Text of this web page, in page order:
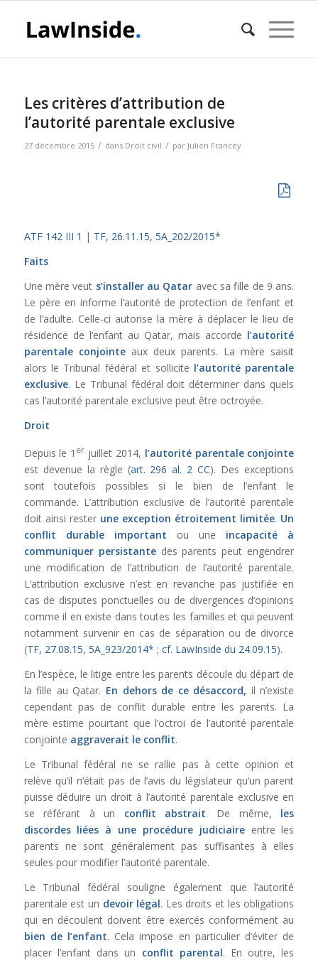
Les critères d’attribution de
l’autorité parentale exclusive
27 décembre 2015 / dans Droit civil / par Julien Francey
ATF 142 III 1 | TF, 26.11.15, 5A_202/2015*
Faits
Une mère veut s’installer au Qatar avec sa fille de 9 ans.
Le père en informe l’autorité de protection de l’enfant et
de l’adulte. Celle-ci autorise la mère à déplacer le lieu de
résidence de l’enfant au Qatar, mais accorde l’autorité
parentale conjointeaux deux parents. La mère saisit
alors le Tribunal fédéral et sollicite l’autorité parentale
exclusive. Le Tribunal fédéral doit déterminer dans quels
cas l’autorité parentale exclusive peut être octroyée.
Droit
Depuis le 1 er juillet 2014, l’autorité parentale conjointe
est devenue la règle (art. 296 al. 2 CC). Des exceptions
sont toutefois possibles si le bien de l’enfant le
commande. L’attribution exclusive de l’autorité parentale
doit ainsi rester une exception étroitement limitée. Un
conflit durable important ou une incapacité à
communiquer persistantedes parents peut engendrer
une modification de l’attribution de l’autorité parentale.
L’attribution exclusive n’est en revanche pas justifiée en
cas de disputes ponctuelles ou de divergences d’opinions
comme il en existe dans toutes les familles et qui peuvent
notamment survenir en cas de séparation ou de divorce
(TF, 27.08.15, 5A_923/2014* ; cf. LawInside du 24.09.15).
En l’espèce, le litige entre les parents découle du départ de
la fille au Qatar. En dehors de ce désaccord, il n’existe
cependant pas de conflit durable entre les parents. La
mère estime pourtant que l’octroi de l’autorité parentale
conjointe aggraverait le conflit.
Le Tribunal fédéral ne se rallie pas à cette opinion et
relève qu’il n’était pas de l’avis du législateur qu’un parent
puisse déduire un droit à l’autorité parentale exclusive en
se référant à un conflit abstrait. De même, les
discordes liées à une procédure judiciaireentre les
parents ne sont généralement pas suffisantes à elles
seules pour modifier l’autorité parentale.
Le Tribunal fédéral souligne également que l’autorité
parentale est un devoir légal. Les droits et les obligations
qui en découlent doivent être exercés conformément au
bien de l’enfant. Cela impose en particulier d’éviter de
placer l’enfant dans un conflit parental. En outre, les